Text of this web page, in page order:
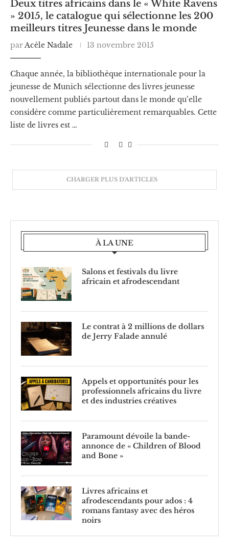
Deux titres africains dans le « White Ravens
» 2015, le catalogue qui sélectionne les 200
meilleurs titres Jeunesse dans le monde
parAcèle Nadale 13 novembre 2015
Chaque année, la bibliothèque internationale pour la
jeunesse de Munich sélectionne des livres jeunesse
nouvellement publiés partout dans le monde qu’elle
considère comme particulièrement remarquables. Cette
liste de livres est …
CHARGER PLUS D'ARTICLES
À LA UNE
Salons et festivals du livre
africain et afrodescendant
Le contrat à 2 millions de dollars
de Jerry Falade annulé
Appels et opportunités pour les
professionnels africains du livre
et des industries créatives
Paramount dévoile la bande-
annonce de « Children of Blood
and Bone »
Livres africains et
afrodescendants pour ados : 4
romans fantasy avec des héros
noirs